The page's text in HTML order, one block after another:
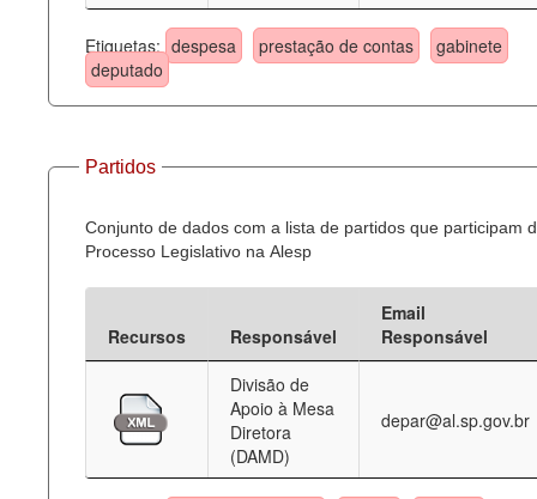
Etiquetas: despesa prestação de contas
gabinete
deputado
Partidos
Conjunto de dados com a lista de partidos que participam
Processo Legislativo na Alesp
Recursos Responsável
Email
Responsável
Divisão de
Apoio à Mesa
Diretora
(DAMD)
depar@al.sp.gov.br